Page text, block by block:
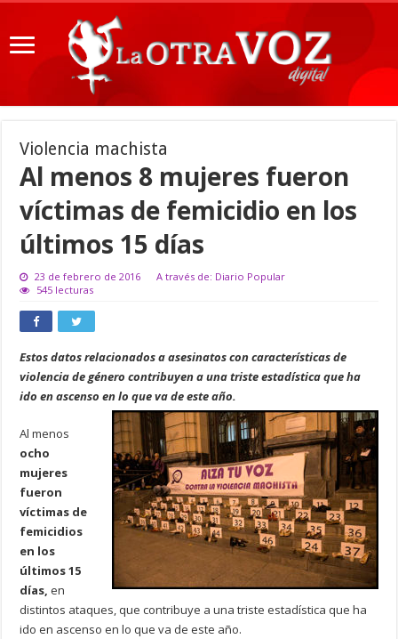
Violencia machista
Al menos 8 mujeres fueron
víctimas de femicidio en los
últimos 15 días
23 de febrero de 2016
A través de: Diario Popular
545 lecturas
Estos datos relacionados a asesinatos con características de
violencia de género contribuyen a una triste estadística que ha
ido en ascenso en lo que va de este año.
Al menos
ocho
mujeres
fueron
víctimas de
femicidios
en los
últimos 15
días,en
distintos ataques, que contribuye a una triste estadística que ha
ido en ascenso en lo que va de este año.